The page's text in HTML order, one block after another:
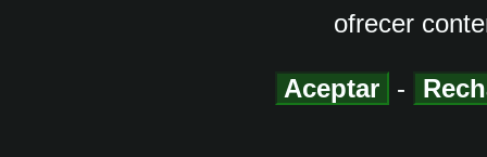
ofrecer
Aceptar -